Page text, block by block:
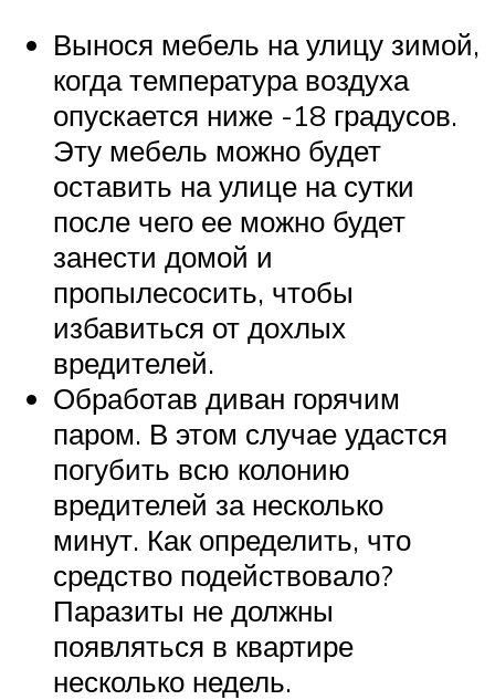
Вынося мебель на улицу зимой,
когда температура воздуха
опускается ниже -18 градусов.
Эту мебель можно будет
оставить на улице на сутки
после чего ее можно будет
занести домой и
пропылесосить, чтобы
избавиться от дохлых
вредителей.
Обработав диван горячим
паром. В этом случае удастся
погубить всю колонию
вредителей за несколько
минут. Как определить, что
средство подействовало?
Паразиты не должны
появляться в квартире
несколько недель.